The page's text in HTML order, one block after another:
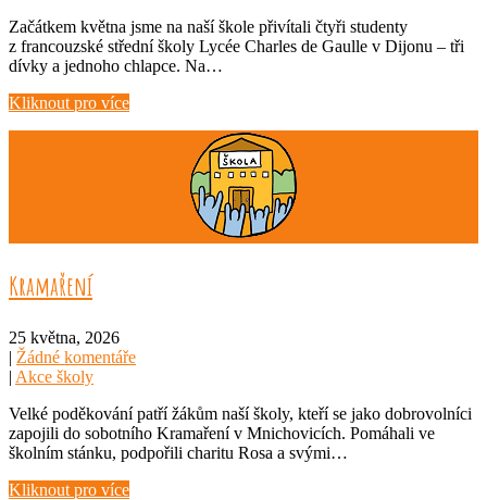
Začátkem května jsme na naší škole přivítali čtyři studenty
z francouzské střední školy Lycée Charles de Gaulle v Dijonu – tři
dívky a jednoho chlapce. Na…
Kliknout pro více
Kramaření
25 května, 2026
| Žádné komentáře
| Akce školy
Velké poděkování patří žákům naší školy, kteří se jako dobrovolníci
zapojili do sobotního Kramaření v Mnichovicích. Pomáhali ve
školním stánku, podpořili charitu Rosa a svými…
Kliknout pro více